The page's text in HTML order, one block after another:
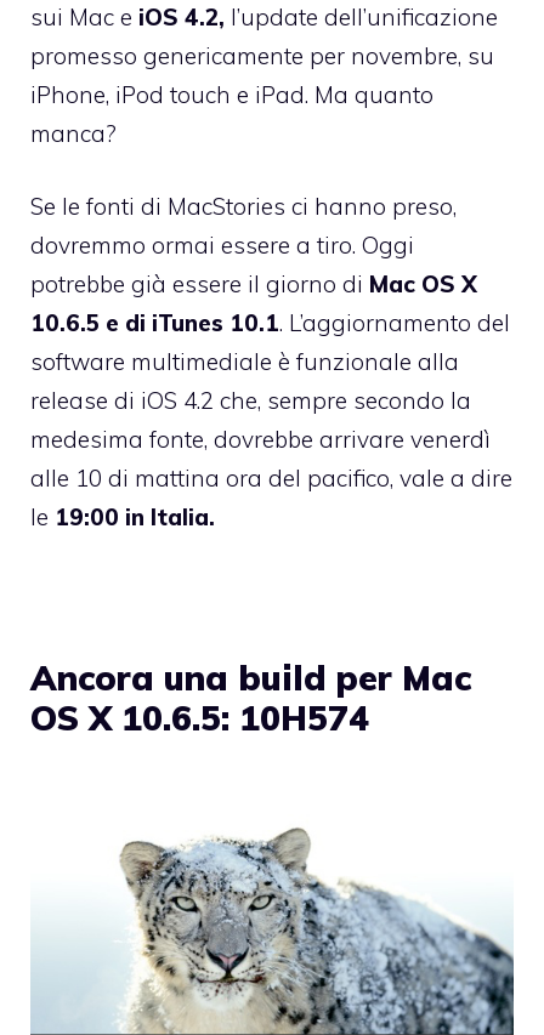
sui Mac e iOS 4.2, l’update dell’unificazione
promesso genericamente per novembre, su
iPhone, iPod touch e iPad. Ma quanto
manca?
Se le fonti di MacStories ci hanno preso,
dovremmo ormai essere a tiro. Oggi
potrebbe già essere il giorno di Mac OS X
10.6.5 e di iTunes 10.1. L’aggiornamento del
software multimediale è funzionale alla
release di iOS 4.2 che, sempre secondo la
medesima fonte, dovrebbe arrivare venerdì
alle 10 di mattina ora del pacifico, vale a dire
le 19:00 in Italia.
Ancora una build per Mac
OS X 10.6.5: 10H574